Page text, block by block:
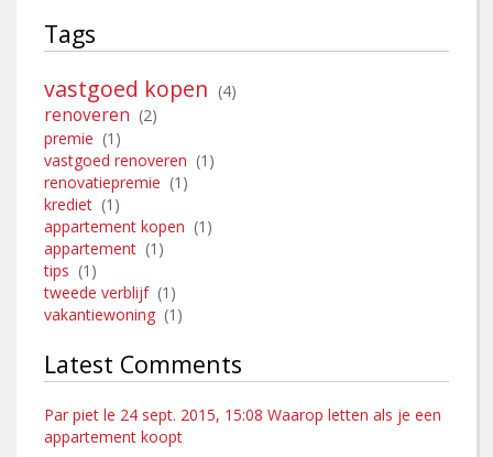
Tags
vastgoed kopen (4)
renoveren (2)
premie (1)
vastgoed renoveren (1)
renovatiepremie (1)
krediet (1)
appartement kopen (1)
appartement (1)
tips (1)
tweede verblijf (1)
vakantiewoning (1)
Latest Comments
Par piet le 24 sept. 2015, 15:08 Waarop letten als je een
appartement koopt